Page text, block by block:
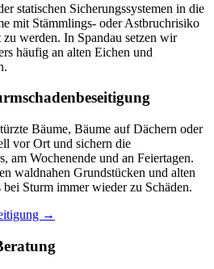
statischen Sicherungssystemen in die
mit Stämmlings- oder Astbruchrisiko
werden. In Spandau setzen wir
häufig an alten Eichen und
Bäume, Bäume auf Dächern oder
vor Ort und sichern die
am Wochenende und an Feiertagen.
waldnahen Grundstücken und alten
Sturm immer wieder zu Schäden.
→